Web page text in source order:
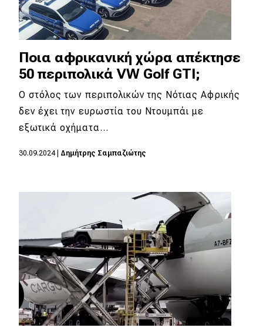
Ποια αφρικανική χώρα απέκτησε
50 περιπολικά VW Golf GTI;
Ο στόλος των περιπολικών της Νότιας Αφρικής
δεν έχει την ευρωστία του Ντουμπάι με
εξωτικά οχήματα…
30.09.2024| Δημήτρης Σαμπαζιώτης